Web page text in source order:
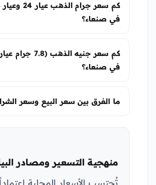
في صنعاء؟
في صنعاء؟
ما الفرق بين سعر البيع وسعر
منهجية التسعير ومصادر
تُحتسب الأسعار المحلية